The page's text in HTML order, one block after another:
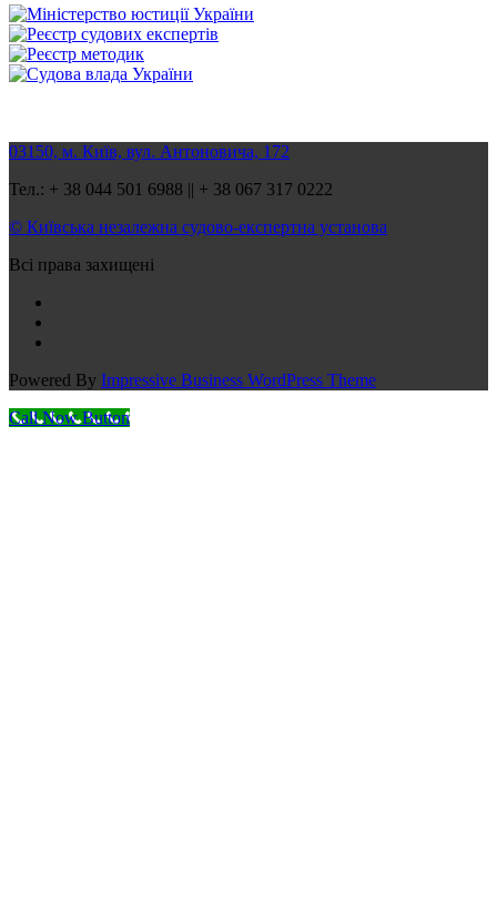
03150, м. Київ, вул. Антоновича, 172
Тел.: + 38 044 501 6988 || + 38 067 317 0222
© Київська незалежна судово-експертна установа
Всі права захищені
Powered By Impressive Business WordPress Theme
Call Now Button